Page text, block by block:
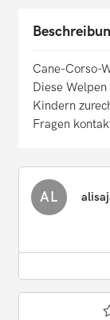
Cane-Corso-
Diese
Kindern
Fragen
AL